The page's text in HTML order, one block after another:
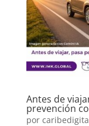
Antes de
prevención
por